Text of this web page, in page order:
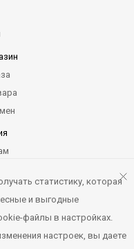
Не является
статистику, которая
и выгодные
файлы в настройках.
настроек, вы даете